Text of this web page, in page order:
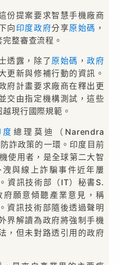
份提案要求智慧手機廠商
向 印度政府分享原始碼 ，
整審查流程。
透露，除了 原始碼 ，政府
更新與修補行動的資訊。
府計畫要求廠商在釋出更
交由指定機構測試，這些
現行國際規範。
度 總理莫迪（Narendra
詐政策的一環。印度目前
使用者，是全球第二大智
與線上詐騙事件近年屢
資訊技術部（IT）秘書S.
願意傾聽產業意見，稱
資訊技術部隨後透過聲明
界解讀為政府將強制手機
，但未對路透引用的政府